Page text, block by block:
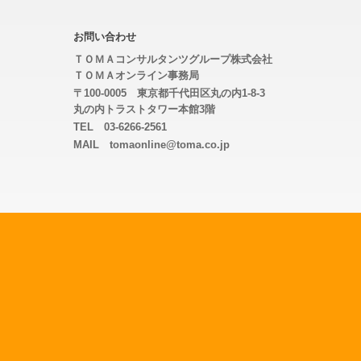
お問い合わせ
ＴＯＭＡコンサルタンツグループ株式会社
ＴＯＭＡオンライン事務局
〒100-0005 東京都千代田区丸の内1-8-3
丸の内トラストタワー本館3階
TEL 03-6266-2561
MAIL tomaonline@toma.co.jp